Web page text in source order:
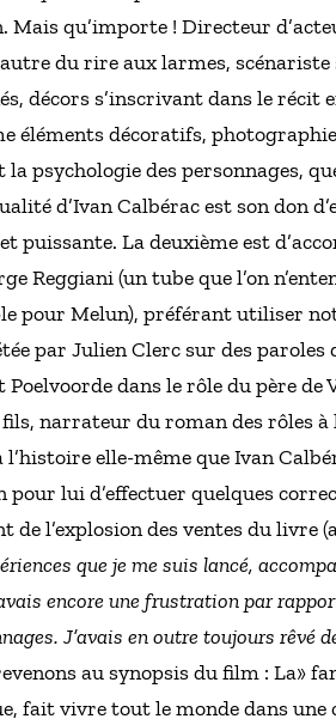
Mais qu’importe ! Directeur
du rire aux larmes,
décors s’inscrivant dans le
éléments décoratifs,
psychologie des personnages,
d’Ivan Calbérac est son don
puissante. La deuxième est
Reggiani (un tube que l’on
pour Melun), préférant utiliser
par Julien Clerc sur des
dans le rôle du père
narrateur du roman des rôles
l’histoire elle-même que Ivan
pour lui d’effectuer quelques
l’explosion des ventes du livre
que je me suis lancé,
encore une frustration par
J’avais en outre toujours rêvé
au synopsis du film : La»
fait vivre tout le monde dans